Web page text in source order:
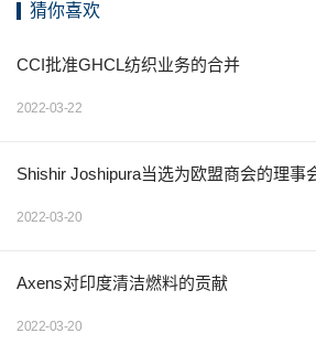
猜你喜欢
CCI批准GHCL纺织业务的合并
2022-03-22
Shishir Joshipura当选为欧盟商会的理事
2022-03-20
Axens对印度清洁燃料的贡献
2022-03-20